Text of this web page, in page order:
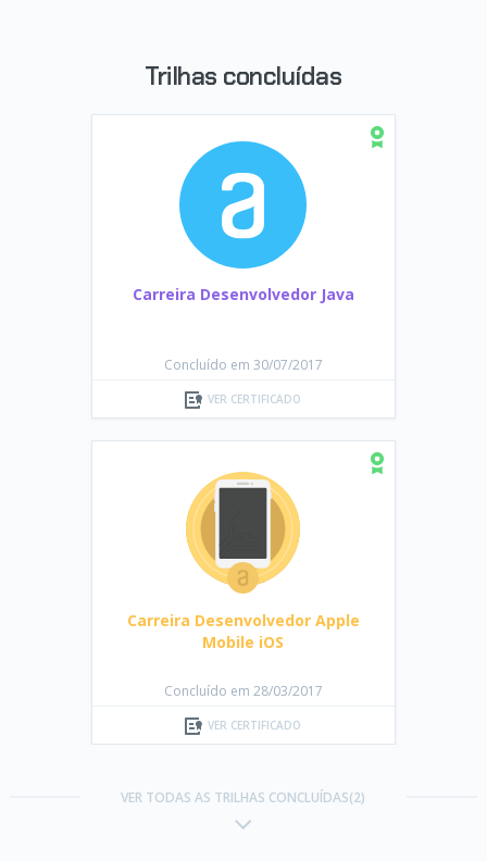
Trilhas concluídas
Carreira Desenvolvedor Java
Concluído em 30/07/2017
VER CERTIFICADO
Carreira Desenvolvedor Apple
Mobile iOS
Concluído em 28/03/2017
VER CERTIFICADO
VER TODAS AS TRILHAS CONCLUÍDAS(2)